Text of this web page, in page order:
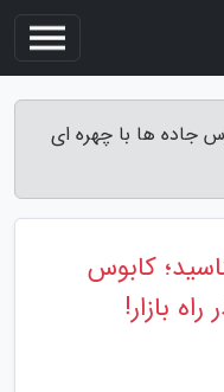
جاده ها با چهره ای
کابوس
بازار!